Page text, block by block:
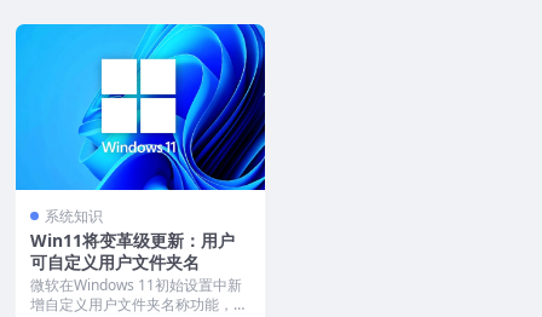
系统知识
Win11将变革级更新：用户
可自定义用户文件夹名
微软在Windows 11初始设置中新
增自定义用户文件夹名称功能，回